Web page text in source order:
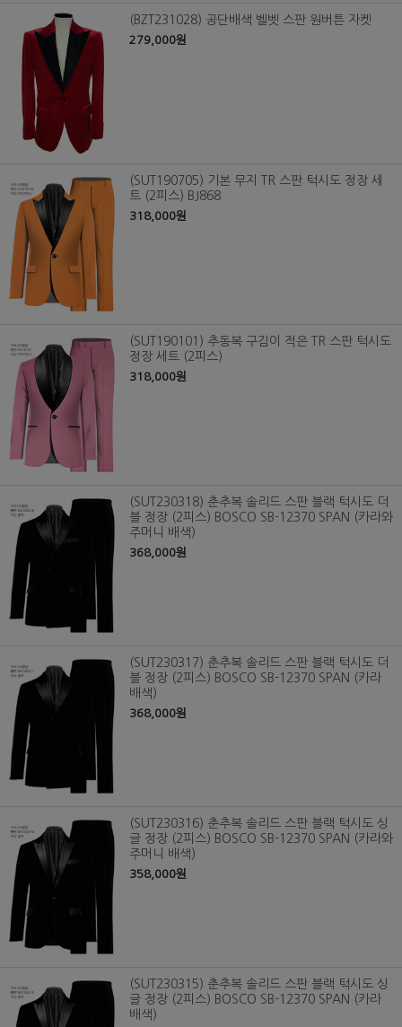
(BZT231028) 공단배색 벨벳 스판 원버튼 자켓
279,000원
(SUT190705) 기본 무지 TR 스판 턱시도 정장 세
트 (2피스) BJ868
318,000원
(SUT190101) 추동복 구김이 적은 TR 스판 턱시도
정장 세트 (2피스)
318,000원
(SUT230318) 춘추복 솔리드 스판 블랙 턱시도 더
블 정장 (2피스) BOSCO SB-12370 SPAN (카라와
주머니 배색)
368,000원
(SUT230317) 춘추복 솔리드 스판 블랙 턱시도 더
블 정장 (2피스) BOSCO SB-12370 SPAN (카라
배색)
368,000원
(SUT230316) 춘추복 솔리드 스판 블랙 턱시도 싱
글 정장 (2피스) BOSCO SB-12370 SPAN (카라와
주머니 배색)
358,000원
(SUT230315) 춘추복 솔리드 스판 블랙 턱시도 싱
글 정장 (2피스) BOSCO SB-12370 SPAN (카라
배색)